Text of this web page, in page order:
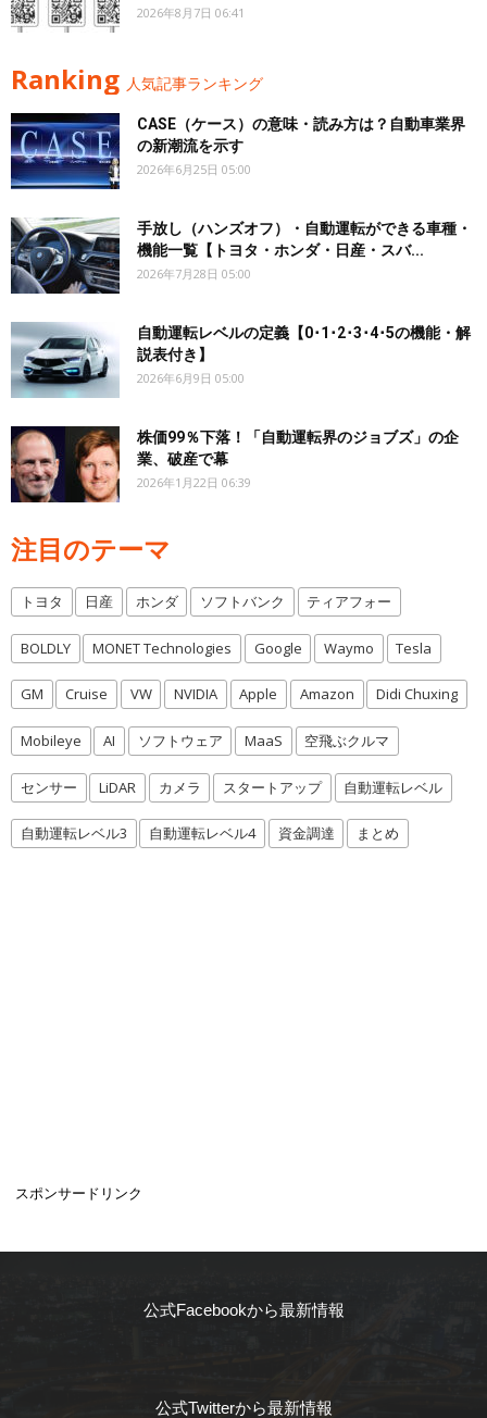
2026年8月7日 06:41
Ranking 人気記事ランキング
CASE（ケース）の意味・読み方は？自動車業界
の新潮流を示す
2026年6月25日 05:00
手放し（ハンズオフ）・自動運転ができる車種・
機能一覧【トヨタ・ホンダ・日産・スバ...
2026年7月28日 05:00
自動運転レベルの定義【0･1･2･3･4･5の機能・解
説表付き】
2026年6月9日 05:00
株価99％下落！「自動運転界のジョブズ」の企
業、破産で幕
2026年1月22日 06:39
注目のテーマ
トヨタ 日産 ホンダ ソフトバンク ティアフォー
BOLDLY MONET Technologies Google Waymo Tesla
GM Cruise VW NVIDIA Apple Amazon Didi Chuxing
Mobileye AI ソフトウェア MaaS 空飛ぶクルマ
センサー LiDAR カメラ スタートアップ 自動運転レベル
自動運転レベル3 自動運転レベル4 資金調達 まとめ
スポンサードリンク
公式Facebookから最新情報
公式Twitterから最新情報